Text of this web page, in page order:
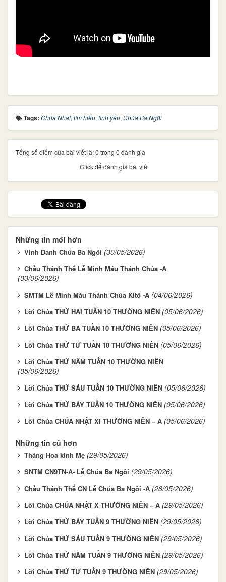
Tags: Chúa Nhật, tìm hiểu, tình yêu, Chúa Ba Ngôi
Tổng số điểm của bài viết là: 0 trong 0 đánh giá
Click để đánh giá bài viết
Những tin mới hơn
Vinh Danh Chúa Ba Ngôi (30/05/2026)
Chầu Thánh Thể Lễ Mình Máu Thánh Chúa -A
(03/06/2026)
SMTM Lễ Mình Máu Thánh Chúa Kitô -A (04/06/2026)
Lời Chúa THỨ HAI TUẦN 10 THƯỜNG NIÊN (05/06/2026)
Lời Chúa THỨ BA TUẦN 10 THƯỜNG NIÊN (05/06/2026)
Lời Chúa THỨ TƯ TUẦN 10 THƯỜNG NIÊN (05/06/2026)
Lời Chúa THỨ NĂM TUẦN 10 THƯỜNG NIÊN
(05/06/2026)
Lời Chúa THỨ SÁU TUẦN 10 THƯỜNG NIÊN (05/06/2026)
Lời Chúa THỨ BẢY TUẦN 10 THƯỜNG NIÊN (05/06/2026)
Lời Chúa CHÚA NHẬT XI THƯỜNG NIÊN – A (05/06/2026)
Những tin cũ hơn
Tháng Hoa kính Mẹ (29/05/2026)
SNTM CN9TN-A- Lễ Chúa Ba Ngôi (29/05/2026)
Chầu Thánh Thể CN Lễ Chúa Ba Ngôi -A (28/05/2026)
Lời Chúa CHÚA NHẬT X THƯỜNG NIÊN – A (29/05/2026)
Lời Chúa THỨ BẢY TUẦN 9 THƯỜNG NIÊN (29/05/2026)
Lời Chúa THỨ SÁU TUẦN 9 THƯỜNG NIÊN (29/05/2026)
Lời Chúa THỨ NĂM TUẦN 9 THƯỜNG NIÊN (29/05/2026)
Lời Chúa THỨ TƯ TUẦN 9 THƯỜNG NIÊN (29/05/2026)